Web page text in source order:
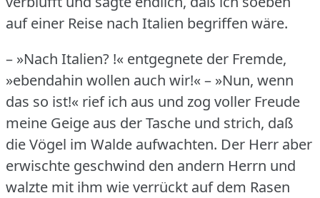
auf einer Reise nach Italien begriffen wäre.
– »Nach Italien? !« entgegnete der Fremde,
»ebendahin wollen auch wir!« – »Nun, wenn
das so ist!« rief ich aus und zog voller Freude
meine Geige aus der Tasche und strich, daß
die Vögel im Walde aufwachten. Der Herr aber
erwischte geschwind den andern Herrn und
walzte mit ihm wie verrückt auf dem Rasen